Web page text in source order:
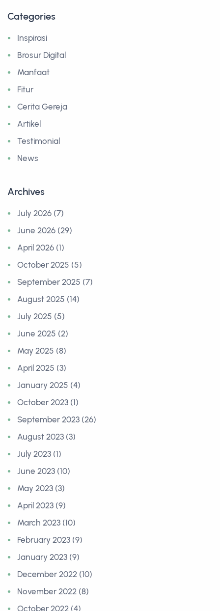
Categories
Inspirasi
Brosur Digital
Manfaat
Fitur
Cerita Gereja
Artikel
Testimonial
News
Archives
July 2026 (7)
June 2026 (29)
April 2026 (1)
October 2025 (5)
September 2025 (7)
August 2025 (14)
July 2025 (5)
June 2025 (2)
May 2025 (8)
April 2025 (3)
January 2025 (4)
October 2023 (1)
September 2023 (26)
August 2023 (3)
July 2023 (1)
June 2023 (10)
May 2023 (3)
April 2023 (9)
March 2023 (10)
February 2023 (9)
January 2023 (9)
December 2022 (10)
November 2022 (8)
October 2022 (4)